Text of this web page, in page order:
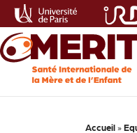
Accueil »